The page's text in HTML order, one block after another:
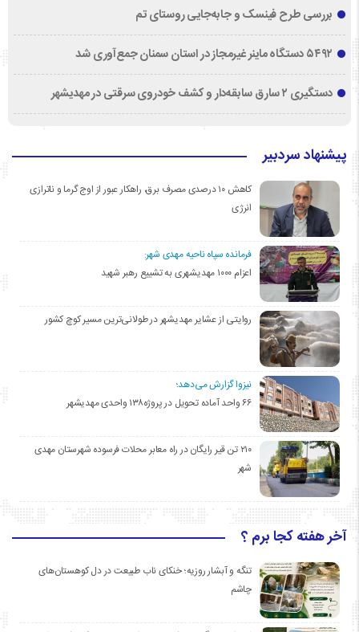
بررسی طرح فینسک و جابه‌جایی روستای تم
۵۴۹۲ دستگاه ماینر غیرمجاز در استان سمنان جمع‌آوری شد
دستگیری ۲ سارق سابقه‌دار و کشف خودروی سرقتی در مهدیشهر
پیشنهاد سردبیر
کاهش ۱۰ درصدی مصرف برق، راهکار عبور از اوج گرما و ناترازی
انرژی
فرمانده سپاه ناحیه مهدی شهر:
اعزام ۱۰۰۰ مهدیشهری به تشییع رهبر شهید
روایتی از عشایر مهدیشهر در طولانی‌ترین مسیر کوچ کشور
نیزوا گزارش می‌دهد؛
۶۶ واحد آماده تحویل در پروژه۱۳۸ واحدی مهدیشهر
۲۱۰ تن قیر رایگان در راه معابر محلات فرسوده شهرستان مهدی
شهر
آخر هفته کجا برم ؟
تنگه و آبشار روزیه؛ خنکای ناب طبیعت در دل کوهستان‌های
چاشم